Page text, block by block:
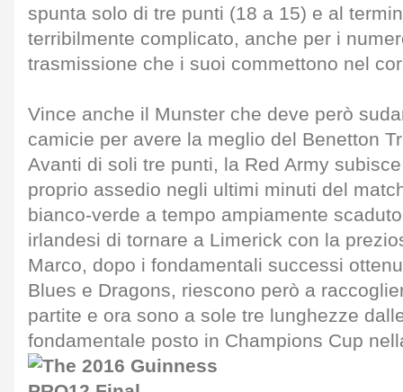
spunta solo di tre punti (18 a 15) e al
terribilmente complicato, anche per i
trasmissione che i suoi commettono nel
Vince anche il Munster che deve però
camicie per avere la meglio del Benetton
Avanti di soli tre punti, la Red Army
proprio assedio negli ultimi minuti del
bianco-verde a tempo ampiamente
irlandesi di tornare a Limerick con la
Marco, dopo i fondamentali successi
Blues e Dragons, riescono però a
partite e ora sono a sole tre lunghezze
fondamentale posto in Champions Cup